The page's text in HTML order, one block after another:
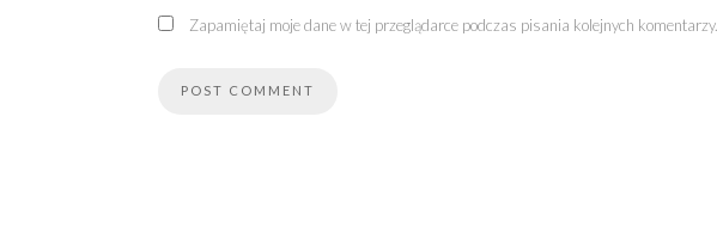
Zapamiętaj moje dane w tej przeglądarce podczas pisania kolejnych komentarzy.